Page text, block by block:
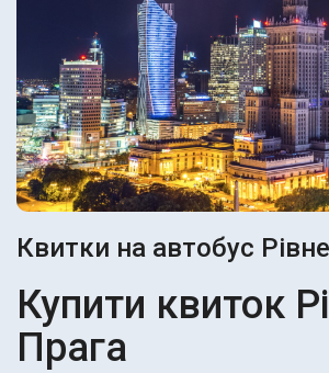
Квитки на автобус
Купити квиток
Прага